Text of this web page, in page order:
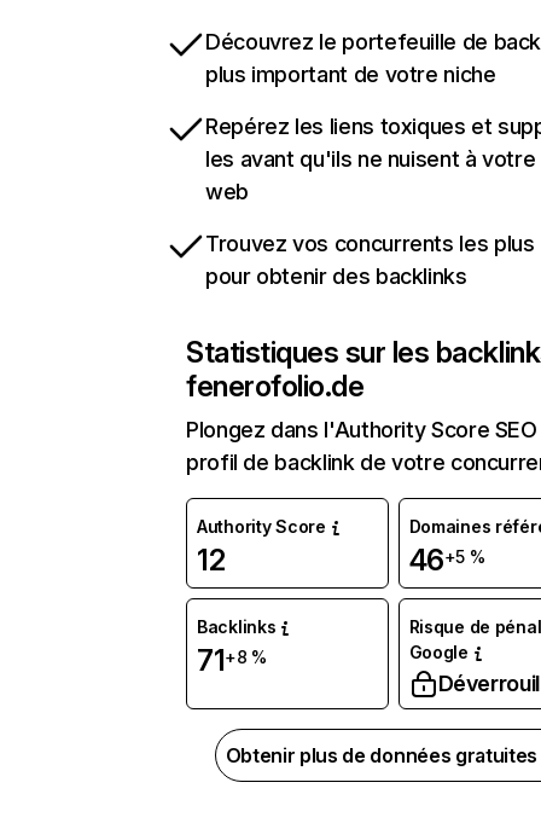
Découvrez le portefeuille de
plus important de votre niche
Repérez les liens toxiques et
les avant qu'ils ne nuisent à
web
Trouvez vos concurrents les
pour obtenir des backlinks
Statistiques sur les
fenerofolio.de
Plongez dans l'Authority Score
profil de backlink de votre
Authority Score
12
Domaines
46+5 %
Backlinks
71+8 %
Risque de
Google
Obtenir plus de données